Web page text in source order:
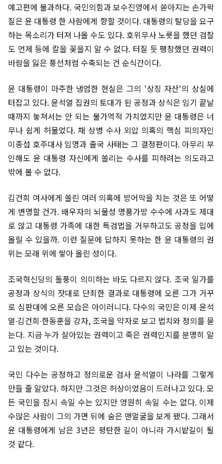
예고편에 불과하다. 국민의힘과 보수진영에서 쏟아지는 손가락
질은 윤 대통령 한 사람에게 향할 것이다. 대통령의 탈당을 요구
하는 목소리가 터져 나올 수도 있다. 호위무사 노릇을 했던 검찰
도 언제 등에 칼을 꽂을지 알 수 없다. 터질 듯 팽창했던 권력이
바람을 잃은 풍선처럼 수축되는 건 순식간이다.
윤 대통령이 마주한 냉엄한 현실은 그의 '상징 자산'의 상실에
터잡고 있다. 윤석열 집권의 토대가 된 공정과 상식은 임기 끝날
때까지 놓쳐서는 안 되는 불가역적 가치였지만 윤 대통령은 너
무나 쉽게 허물었다. 채 상병 수사 외압 의혹의 핵심 피의자인
이종섭 호주대사 임명과 출국 사태는 그 결정판이다. 아무리 부
인해도 윤 대통령 자신에게 쏠리는 수사를 피하려는 의도라고
밖에 볼 수 없다.
김건희 여사에게 쏠린 여러 의혹에 방어막을 치는 것은 또 어떻
게 변명할 건가. 배우자의 뇌물성 명품가방 수수에 사과도 제대
로 않고 대통령 가족에 대한 특검법을 거부하고도 공정을 입에
올릴 수 있을까. 이런 질문에 답하지 못하는 한 윤 대통령의 권
위는 모래 위에 쌓아 올린 성이다.
조국혁신당의 돌풍이 의미하는 바도 다르지 않다. 조국 일가를
공정과 상식의 잣대로 단죄한 결과로 대통령에 오른 그가 거꾸
로 심판대에 오른 모습은 아이러니다. 다수의 국민은 이제 윤석
열∙김건희∙한동훈을 강자, 조국을 약자로 보고 법치와 정의를 묻
는다. 지금 누가 살아있는 권력이고 죽은 권력인지를 분명히 알
고 있는 것이다.
국민 다수는 공정하고 정의로운 검사 윤석열이 나라를 그렇게
만들 줄 알았다. 하지만 그것은 허상이었음이 드러나고 있다. 모
든 국민을 잠시 속일 수는 있지만 영원히 속일 수는 없다. 이제
수많은 사람이 그의 가면 뒤에 숨은 맨얼굴을 보게 됐다. 그래서
윤 대통령에게 남은 3년은 평탄한 길이 아니라 가시밭길이 될
것 같다.